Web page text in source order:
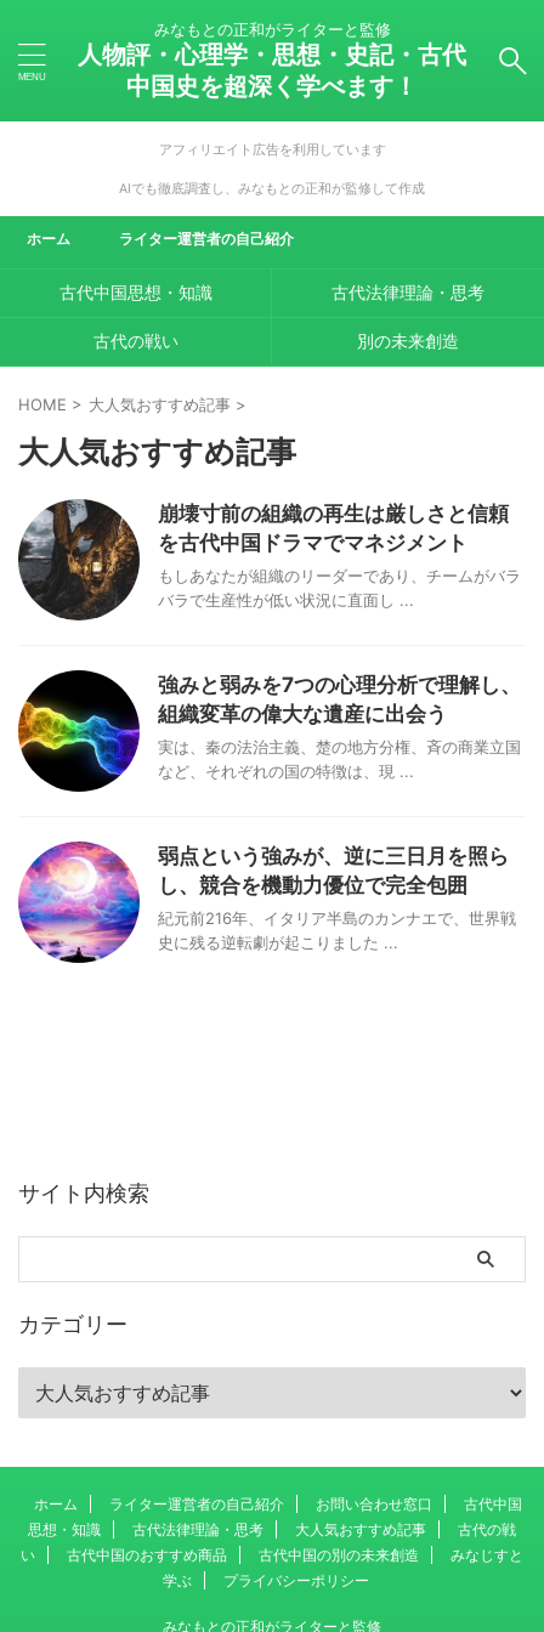
みなもとの正和がライターと監修
人物評・心理学・思想・史記・古代
中国史を超深く学べます！
アフィリエイト広告を利用しています
AIでも徹底調査し、みなもとの正和が監修して作成
ホーム ライター運営者の自己紹介
古代中国思想・知識 古代法律理論・思考
古代の戦い 別の未来創造
HOME > 大人気おすすめ記事 >
大人気おすすめ記事
崩壊寸前の組織の再生は厳しさと信頼
を古代中国ドラマでマネジメント
もしあなたが組織のリーダーであり、チームがバラ
バラで生産性が低い状況に直面し ...
強みと弱みを7つの心理分析で理解し、
組織変革の偉大な遺産に出会う
実は、秦の法治主義、楚の地方分権、斉の商業立国
など、それぞれの国の特徴は、現 ...
弱点という強みが、逆に三日月を照ら
し、競合を機動力優位で完全包囲
紀元前216年、イタリア半島のカンナエで、世界戦
史に残る逆転劇が起こりました ...
サイト内検索
カテゴリー
ホーム ライター運営者の自己紹介 お問い合わせ窓口
古代中国
思想・知識
古代法律理論・思考 大人気おすすめ記事
古代の戦
い
古代中国のおすすめ商品 古代中国の別の未来創造
みなじすと
学ぶ
プライバシーポリシー
みなもとの正和がライターと監修